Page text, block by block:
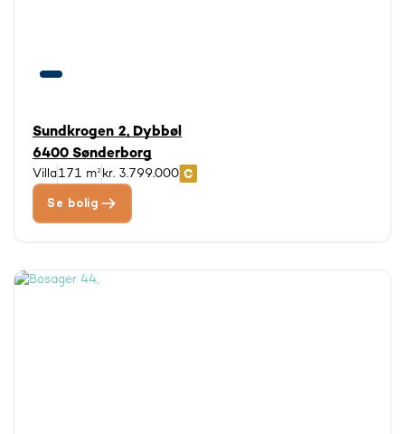
Sundkrogen 2, Dybbøl
6400 Sønderborg
Villa171 m² kr. 3.799.000
Se bolig